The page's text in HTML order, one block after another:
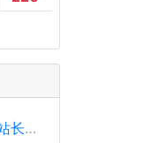
分享一个功能超全的免费站长工具平台